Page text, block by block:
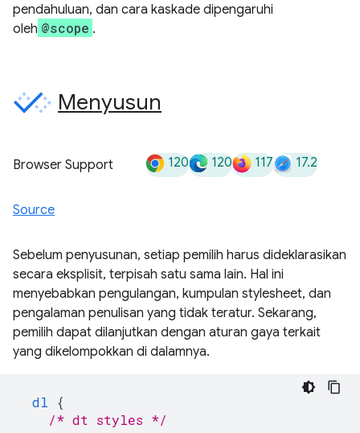
pendahuluan, dan cara kaskade dipengaruhi
oleh @scope .
Menyusun
Browser Support 120 120 117 17.2
Source
Sebelum penyusunan, setiap pemilih harus dideklarasikan
secara eksplisit, terpisah satu sama lain. Hal ini
menyebabkan pengulangan, kumpulan stylesheet, dan
pengalaman penulisan yang tidak teratur. Sekarang,
pemilih dapat dilanjutkan dengan aturan gaya terkait
yang dikelompokkan di dalamnya.
dl
{
/* dt styles */